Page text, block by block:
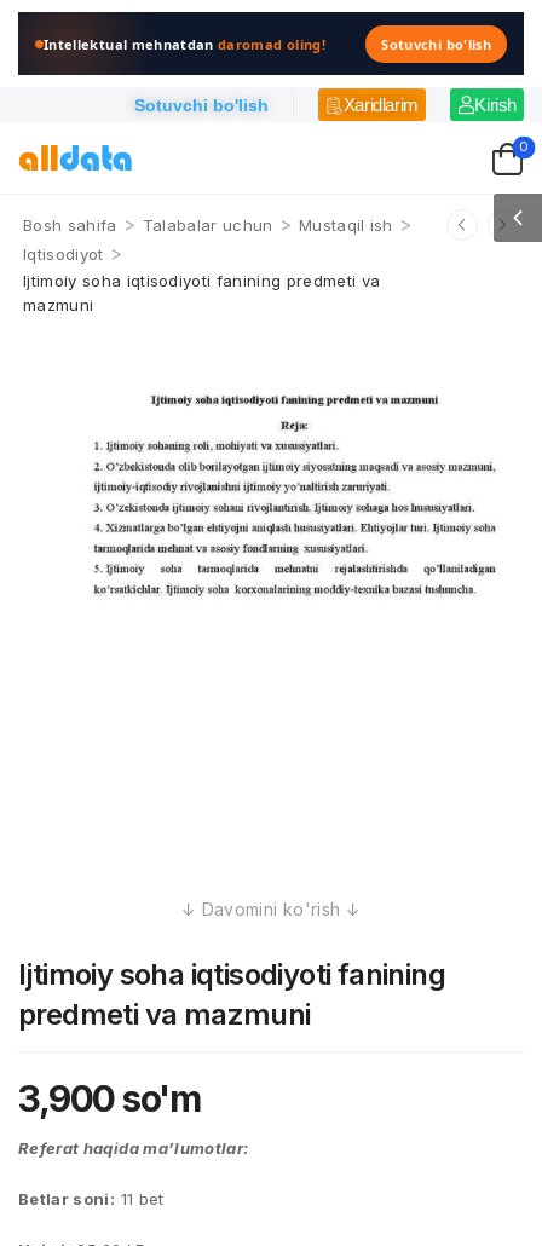
Intellektual mehnatdandaromad oling! Sotuvchi bo'lish
Sotuvchi bo'lish Xaridlarim Kirish
0
Bosh sahifa > Talabalar uchun > Mustaqil ish >
Iqtisodiyot >
Ijtimoiy soha iqtisodiyoti fanining predmeti va
mazmuni
Ijtimoiy soha iqtisodiyoti fanining
predmeti va mazmuni
3,900so'm
Referat haqida ma’lumotlar:
Betlar soni: 11 bet